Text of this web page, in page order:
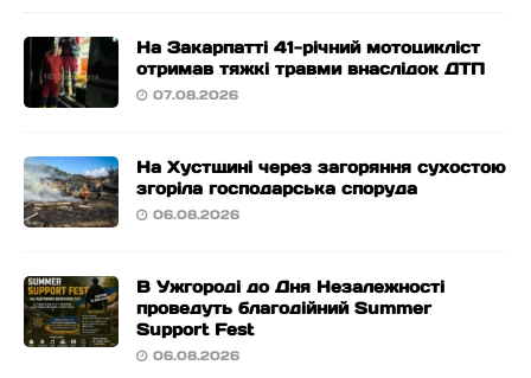
На Закарпатті 41-річний мотоцикліст
отримав тяжкі травми внаслідок ДТП
07.08.2026
На Хустщині через загоряння сухостою
згоріла господарська споруда
06.08.2026
В Ужгороді до Дня Незалежності
проведуть благодійний Summer
Support Fest
06.08.2026